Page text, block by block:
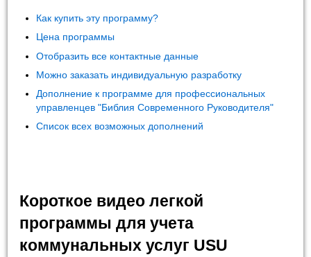
Как купить эту программу?
Цена программы
Отобразить все контактные данные
Можно заказать индивидуальную разработку
Дополнение к программе для профессиональных
управленцев "Библия Современного Руководителя"
Список всех возможных дополнений
Короткое видео легкой
программы для учета
коммунальных услуг USU